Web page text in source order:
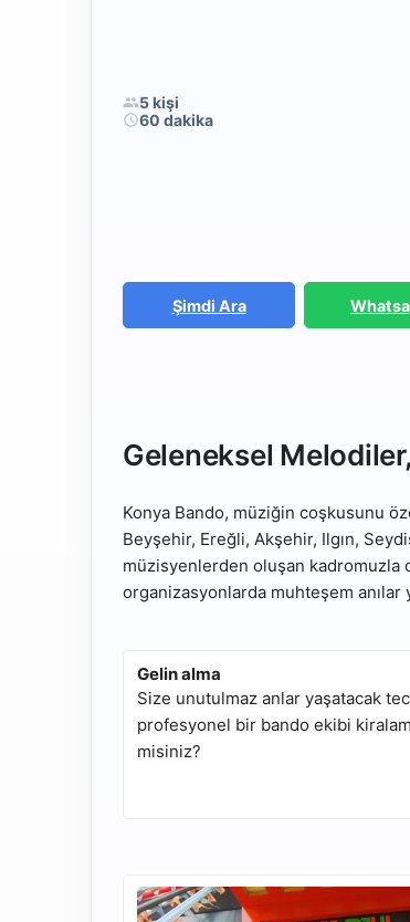
5 kişi
60 dakika
Şimdi Ara
Geleneksel
Konya Bando, müziğin coşkusunu
Beyşehir, Ereğli, Akşehir, Ilgın,
müzisyenlerden oluşan
organizasyonlarda muhteşem anılar
Gelin alma
Size unutulmaz anlar yaşatacak
profesyonel bir bando ekibi
misiniz?